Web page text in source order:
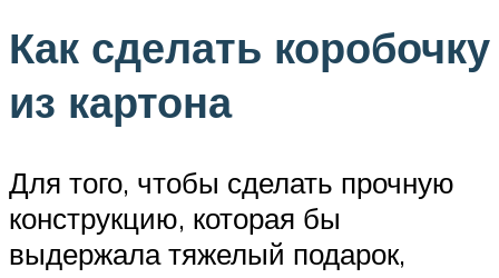
Как сделать коробочку
из картона
Для того, чтобы сделать прочную
конструкцию, которая бы
выдержала тяжелый подарок,